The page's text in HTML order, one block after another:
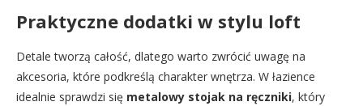
Praktyczne dodatki w stylu loft
Detale tworzą całość, dlatego warto zwrócić uwagę na
akcesoria, które podkreślą charakter wnętrza. W łazience
idealnie sprawdzi się metalowy stojak na ręczniki, który